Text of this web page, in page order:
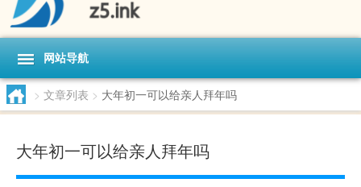
网站导航
> 文章列表 > 大年初一可以给亲人拜年吗
大年初一可以给亲人拜年吗